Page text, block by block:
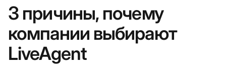
3 причины, почему
компании выбирают
LiveAgent